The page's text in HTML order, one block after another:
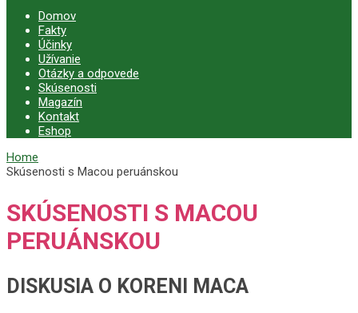
Domov
Fakty
Účinky
Užívanie
Otázky a odpovede
Skúsenosti
Magazín
Kontakt
Eshop
Home
Skúsenosti s Macou peruánskou
SKÚSENOSTI S MACOU
PERUÁNSKOU
DISKUSIA O KORENI MACA